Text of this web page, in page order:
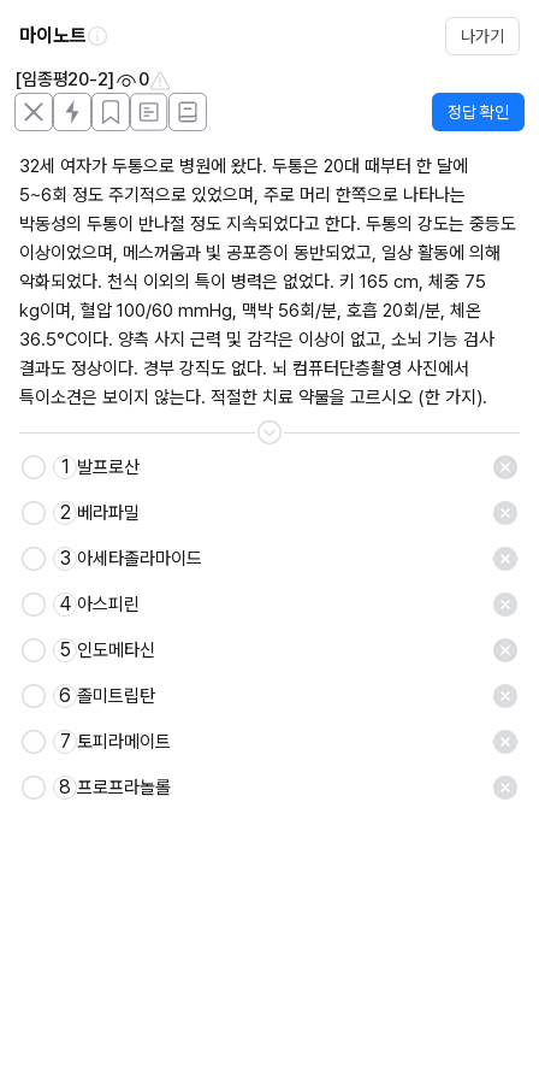
마이노트 나가기
[임종평20-2] 0
정답 확인
32세 여자가 두통으로 병원에 왔다. 두통은 20대 때부터 한 달에
5~6회 정도 주기적으로 있었으며, 주로 머리 한쪽으로 나타나는
박동성의 두통이 반나절 정도 지속되었다고 한다. 두통의 강도는 중등도
이상이었으며, 메스꺼움과 빛 공포증이 동반되었고, 일상 활동에 의해
악화되었다. 천식 이외의 특이 병력은 없었다. 키 165 cm, 체중 75
kg이며, 혈압 100/60 mmHg, 맥박 56회/분, 호흡 20회/분, 체온
36.5°C이다. 양측 사지 근력 및 감각은 이상이 없고, 소뇌 기능 검사
결과도 정상이다. 경부 강직도 없다. 뇌 컴퓨터단층촬영 사진에서
특이소견은 보이지 않는다. 적절한 치료 약물을 고르시오 (한 가지).
저장
1 발프로산
2 베라파밀
3 아세타졸라마이드
4 아스피린
5 인도메타신
6 졸미트립탄
7 토피라메이트
8 프로프라놀롤